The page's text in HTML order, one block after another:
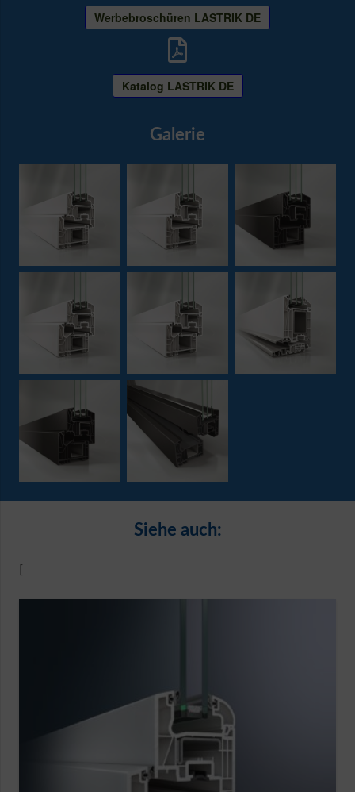
Werbebroschüren LASTRIK DE
Katalog LASTRIK DE
Galerie
Siehe auch: